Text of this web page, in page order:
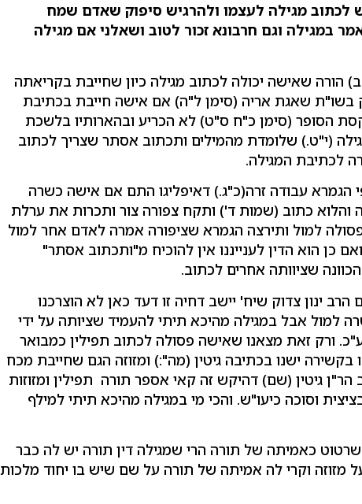
לכתוב מגילה לעצמו ולהרגיש סיפוק שאדם שמח
במגילה וגם חרבונא זכור לטוב ושאלני אם מגילה
הורה שאישה יכולה לכתוב מגילה כיון שחייבת בקריאתה
בשו"ת שאגת אריה (סימן ל"ה) אם אישה חייבת בכתיבת
הסופר (סימן כ"ח ס"ט) לא הכריע ובהארותיו בלשכת
(י"ט.) שלומדת מהמילים ותכתוב אסתר שצריך לכתוב
לכתיבת המגילה.
הגמרא עבודה זרה(כ"ג.) דאיפליגו התם אם אישה כשרה
כתוב (שמות ד') ותקח צפורה צור ותכרות את ערלת
למול ותירצה הגמרא שציפורה אמרה לאדם אחר למול
כן הוא הדין לענייננו אין להוכיח מ"ותכתוב אסתר"
שציוותה אחרים לכתוב.
ינון צדוק שיח' יישב דחיה זו דעד כאן לא הוצרכנו
למול אבל במגילה מהיכא תיתי להעמיד שציותה על ידי
ורק זאת מצאנו שאישה פסולה לכתוב תפילין כמבואר
ישנו בכתיבה גיטין (מה":) ומזוזה הגם שחייבת מכח
גיטין (שם) דהיקש זה קאי אספר תורה תפילין ומזוזות
וסוכה כיעו"ש. והכי מי במגילה מהיכא תיתי למילף
כאמיתה של תורה הרי שמגילה דין תורה יש לה כבר
מזוזה וקרי לה אמיתה של תורה על שם שיש בו יחוד מלכות